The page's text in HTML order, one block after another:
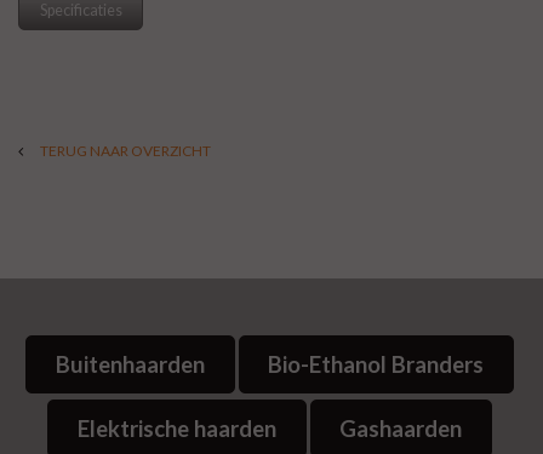
Specificaties
TERUG NAAR OVERZICHT
Buitenhaarden Bio-Ethanol Branders
Elektrische haarden Gashaarden